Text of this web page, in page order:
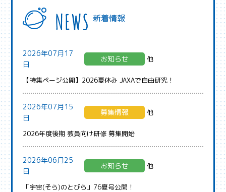
ム
新着情報
2026年07月17
日
お知らせ 他
【特集ページ公開】2026夏休み JAXAで自由研究！
2026年07月15
日
募集情報 他
2026年度後期 教員向け研修 募集開始
2026年06月25
日
お知らせ 他
「宇宙(そら)のとびら」76夏号公開！